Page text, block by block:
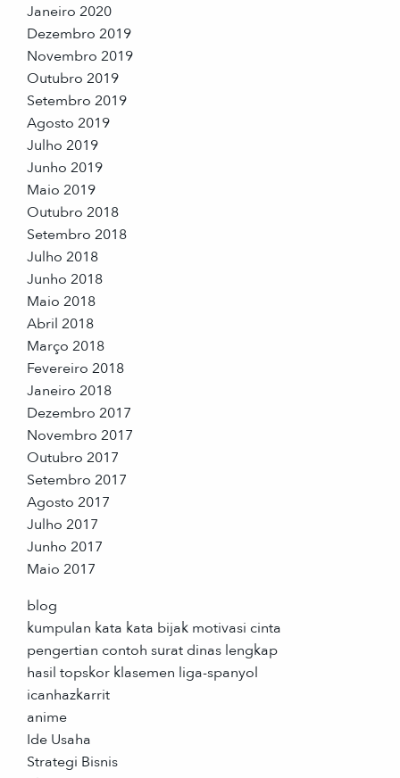
Janeiro 2020
Dezembro 2019
Novembro 2019
Outubro 2019
Setembro 2019
Agosto 2019
Julho 2019
Junho 2019
Maio 2019
Outubro 2018
Setembro 2018
Julho 2018
Junho 2018
Maio 2018
Abril 2018
Março 2018
Fevereiro 2018
Janeiro 2018
Dezembro 2017
Novembro 2017
Outubro 2017
Setembro 2017
Agosto 2017
Julho 2017
Junho 2017
Maio 2017
blog
kumpulan kata kata bijak motivasi cinta
pengertian contoh surat dinas lengkap
hasil topskor klasemen liga-spanyol
icanhazkarrit
anime
Ide Usaha
Strategi Bisnis